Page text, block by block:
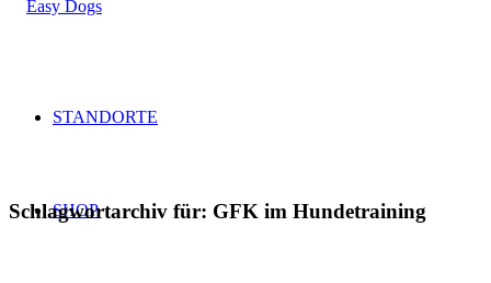
STANDORTE
SHOP
Schlagwortarchiv für: GFK im Hundetraining